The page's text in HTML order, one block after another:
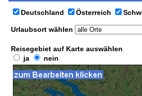
Urlaubsort wählen
Deutschland Österreich
Reisegebiet auf Karte auswählen
ja
nein